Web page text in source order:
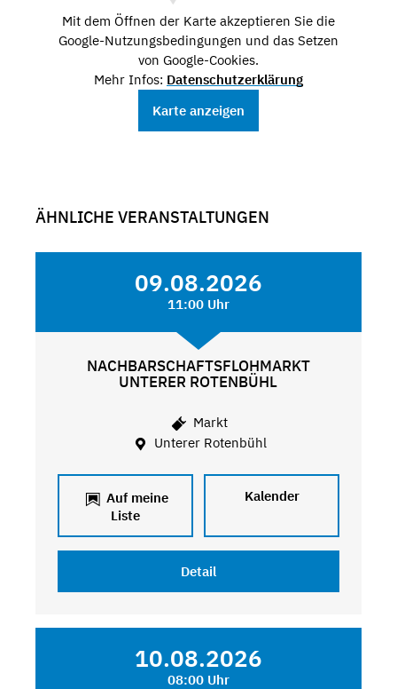
Mit dem Öffnen der Karte akzeptieren Sie die
Google-Nutzungsbedingungen und das Setzen
von Google-Cookies.
Mehr Infos: Datenschutzerklärung
Karte anzeigen
ÄHNLICHE VERANSTALTUNGEN
09.08.2026
11:00 Uhr
NACHBARSCHAFTSFLOHMARKT
UNTERER ROTENBÜHL
Markt
Unterer Rotenbühl
Auf meine
Liste
Kalender
Detail
10.08.2026
08:00 Uhr